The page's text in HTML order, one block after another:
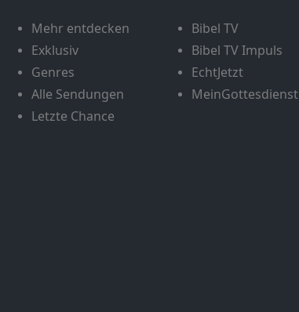
Mehr entdecken
Exklusiv
Genres
Alle Sendungen
Letzte Chance
Bibel TV
Bibel TV Impuls
EchtJetzt
MeinGottesdienst